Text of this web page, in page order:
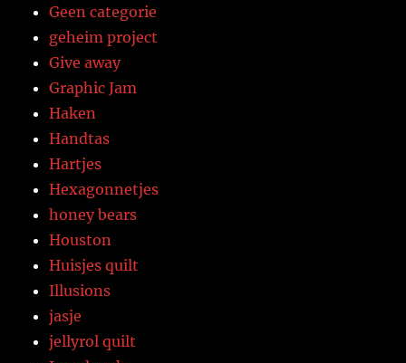
Geen categorie
geheim project
Give away
Graphic Jam
Haken
Handtas
Hartjes
Hexagonnetjes
honey bears
Houston
Huisjes quilt
Illusions
jasje
jellyrol quilt